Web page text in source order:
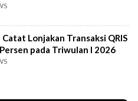
Catat Lonjakan Transaksi QRIS
pada Triwulan I 2026